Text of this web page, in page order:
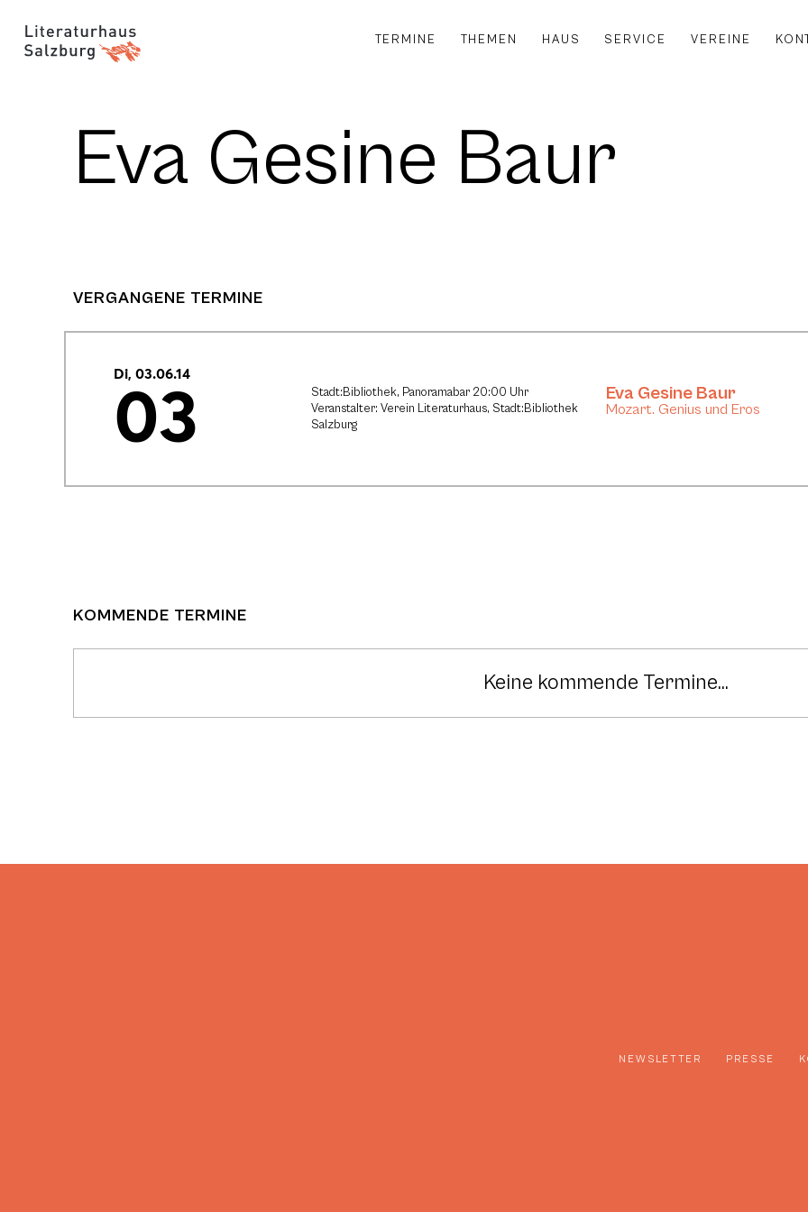
TERMINE THEMEN HAUS SERVICE VEREINE
Eva Gesine Baur
VERGANGENE TERMINE
Di, 03.06.14
03
Stadt:Bibliothek, Panoramabar 20:00 Uhr
Veranstalter: Verein Literaturhaus, Stadt:Bibliothek
Salzburg
Eva Gesine Baur
Mozart. Genius und Eros
KOMMENDE TERMINE
Keine kommende Termine...
NEWSLETTER PRESSE